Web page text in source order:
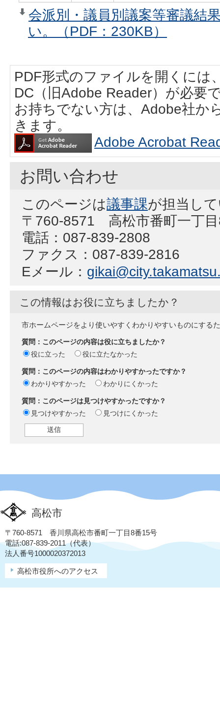
会派別・議員別議案等審議結
い。（PDF：230KB）
PDF形式のファイルを開くには
DC（旧Adobe Reader）が必要
お持ちでない方は、Adobe社か
きます。
Adobe Acrobat
お問い合わせ
このページは議事課が担当し
〒760-8571 高松市番町一丁
電話：087-839-2808
ファクス：087-839-2816
Eメール：
この情報はお役に立ちましたか？
市ホームページをより使いやすくわかりやすいものにする
質問：このページの内容は役に立ちましたか？
役に立った
役に立たなかった
質問：このページの内容はわかりやすかったですか？
わかりやすかった
わかりにくかった
質問：このページは見つけやすかったですか？
見つけやすかった
見つけにくかった
高松市
〒760-8571 香川県高松市番町一丁目8番15号
電話:087-839-2011（代表）
法人番号1000020372013
高松市役所へのアクセス